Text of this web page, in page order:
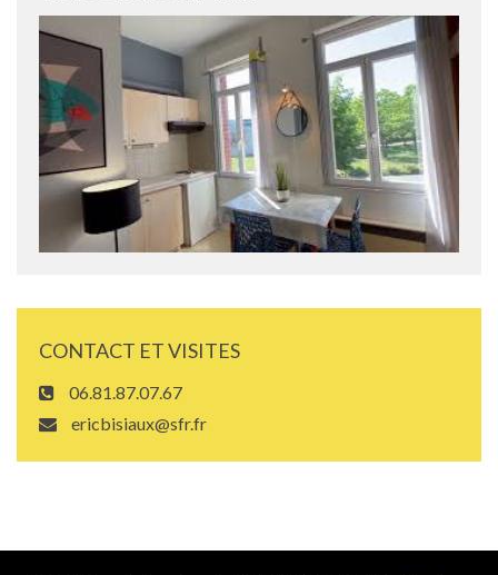
CONTACT ET VISITES
06.81.87.07.67
ericbisiaux@sfr.fr